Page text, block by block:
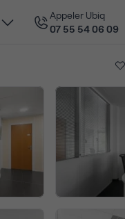
Appeler Ubiq
07 55 54 06 09